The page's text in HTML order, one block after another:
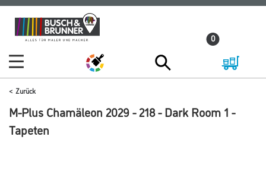
Zum
Inhalt
Zum
Navigationsmenü
0
Zurück
M-Plus Chamäleon 2029 - 218 - Dark Room 1 -
Tapeten